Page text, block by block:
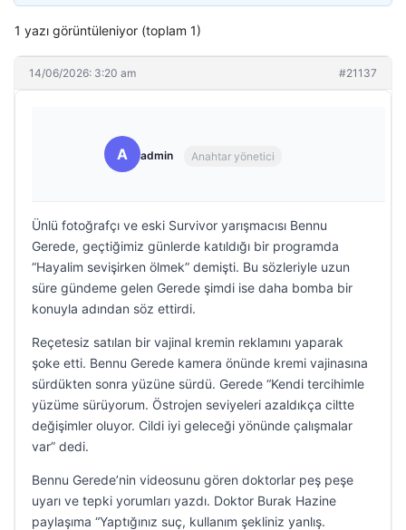
1 yazı görüntüleniyor (toplam 1)
14/06/2026: 3:20 am #21137
A admin Anahtar yönetici
Ünlü fotoğrafçı ve eski Survivor yarışmacısı Bennu
Gerede, geçtiğimiz günlerde katıldığı bir programda
“Hayalim sevişirken ölmek” demişti. Bu sözleriyle uzun
süre gündeme gelen Gerede şimdi ise daha bomba bir
konuyla adından söz ettirdi.
Reçetesiz satılan bir vajinal kremin reklamını yaparak
şoke etti. Bennu Gerede kamera önünde kremi vajinasına
sürdükten sonra yüzüne sürdü. Gerede “Kendi tercihimle
yüzüme sürüyorum. Östrojen seviyeleri azaldıkça ciltte
değişimler oluyor. Cildi iyi geleceği yönünde çalışmalar
var” dedi.
Bennu Gerede’nin videosunu gören doktorlar peş peşe
uyarı ve tepki yorumları yazdı. Doktor Burak Hazine
paylaşıma “Yaptığınız suç, kullanım şekliniz yanlış.